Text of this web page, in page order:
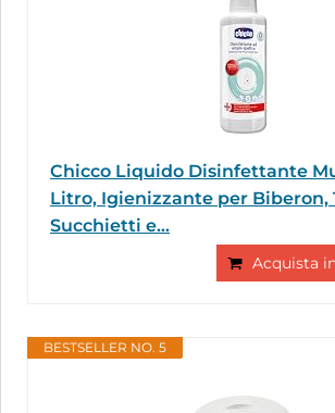
Chicco Liquido Disinfettante
Litro, Igienizzante per Biberon,
Succhietti e...
Acquista
BESTSELLER NO. 5